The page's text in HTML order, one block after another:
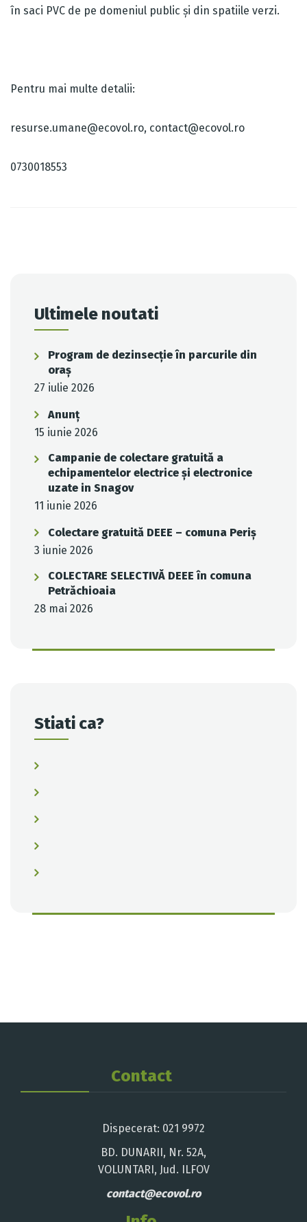
în saci PVC de pe domeniul public și din spatiile verzi.
Pentru mai multe detalii:
resurse.umane@ecovol.ro, contact@ecovol.ro
0730018553
Ultimele noutati
Program de dezinsecție în parcurile din
oraș
27 iulie 2026
Anunț
15 iunie 2026
Campanie de colectare gratuită a
echipamentelor electrice și electronice
uzate in Snagov
11 iunie 2026
Colectare gratuită DEEE – comuna Periș
3 iunie 2026
COLECTARE SELECTIVĂ DEEE în comuna
Petrăchioaia
28 mai 2026
Stiati ca?
Contact
Dispecerat: 021 9972
BD. DUNARII, Nr. 52A,
VOLUNTARI, Jud. ILFOV
contact@ecovol.ro